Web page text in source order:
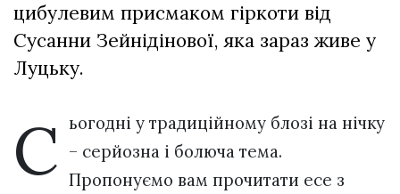
Афіша
ZONE 18+
Політика конфіденційності
цибулевим присмаком гіркоти від
Сусанни Зейнідінової, яка зараз живе у
Луцьку.
С ьогодні у традиційному блозі на нічку
– серйозна і болюча тема.
Пропонуємо вам прочитати есе з